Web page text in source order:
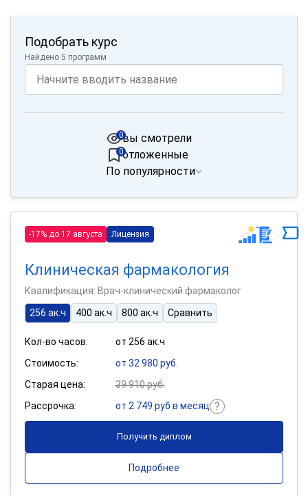
Подобрать курс
Найдено 5 программ
вы смотрели
0
отложенные
0
По популярности
-17% до 17 августа Лицензия
Клиническая фармакология
Квалификация: Врач-клинический фармаколог
256 ак.ч
400 ак.ч 800 ак.ч Сравнить
Кол-во часов:
от 256 ак.ч
Стоимость:
от 32 980 руб.
Старая цена:
39 910 руб.
Рассрочка:
от 2 749 руб в месяц
Получить диплом
Подробнее